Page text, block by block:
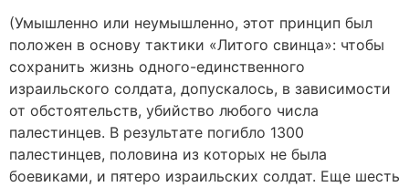
(Умышленно или неумышленно, этот принцип был
положен в основу тактики «Литого свинца»: чтобы
сохранить жизнь одного-единственного
израильского солдата, допускалось, в зависимости
от обстоятельств, убийство любого числа
палестинцев. В результате погибло 1300
палестинцев, половина из которых не была
боевиками, и пятеро израильских солдат. Еще шесть